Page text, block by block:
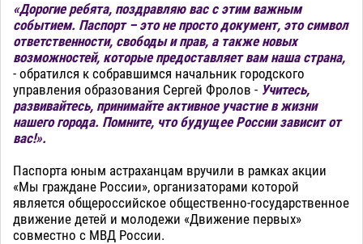
«Дорогие ребята, поздравляю вас с этим важным
событием. Паспорт – это не просто документ, это символ
ответственности, свободы и прав, а также новых
возможностей, которые предоставляет вам наша страна,
- обратился к собравшимся начальник городского
управления образования Сергей Фролов - Учитесь,
развивайтесь, принимайте активное участие в жизни
нашего города. Помните, что будущее России зависит от
вас!».
Паспорта юным астраханцам вручили в рамках акции
«Мы граждане России», организаторами которой
является общероссийское общественно-государственное
движение детей и молодежи «Движение первых»
совместно с МВД России.